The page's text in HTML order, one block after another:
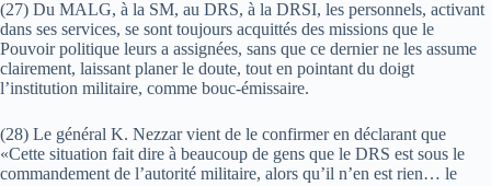
(27) Du MALG, à la SM, au DRS, à la DRSI, les personnels, activant
dans ses services, se sont toujours acquittés des missions que le
Pouvoir politique leurs a assignées, sans que ce dernier ne les assume
clairement, laissant planer le doute, tout en pointant du doigt
l’institution militaire, comme bouc-émissaire.
(28) Le général K. Nezzar vient de le confirmer en déclarant que
«Cette situation fait dire à beaucoup de gens que le DRS est sous le
commandement de l’autorité militaire, alors qu’il n’en est rien… le